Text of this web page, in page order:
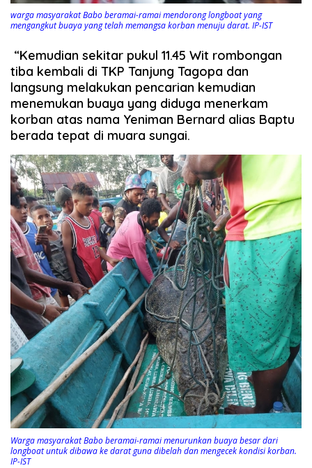
warga masyarakat Babo beramai-ramai mendorong longboat yang
mengangkut buaya yang telah memangsa korban menuju darat. IP-IST
“Kemudian sekitar pukul 11.45 Wit rombongan
tiba kembali di TKP Tanjung Tagopa dan
langsung melakukan pencarian kemudian
menemukan buaya yang diduga menerkam
korban atas nama Yeniman Bernard alias Baptu
berada tepat di muara sungai.
Warga masyarakat Babo beramai-ramai menurunkan buaya besar dari
longboat untuk dibawa ke darat guna dibelah dan mengecek kondisi korban.
IP-IST